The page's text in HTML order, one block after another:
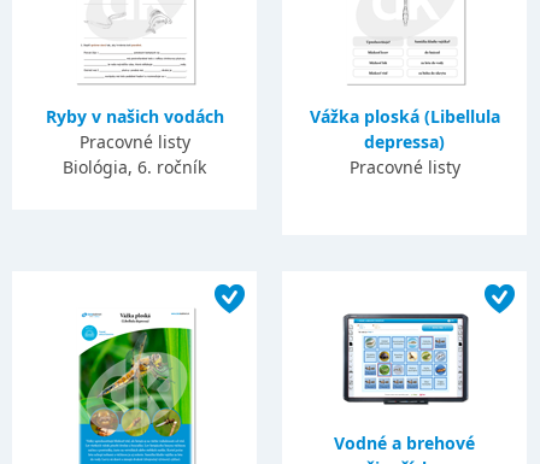
Ryby v našich vodách
Pracovné listy
Biológia, 6. ročník
Vážka ploská (Libellula
depressa)
Pracovné listy
Vodné a brehové